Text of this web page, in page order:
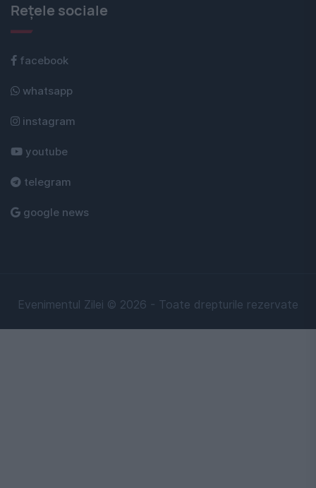
Rețele sociale
facebook
whatsapp
instagram
youtube
telegram
google news
Evenimentul Zilei © 2026 - Toate drepturile rezervate